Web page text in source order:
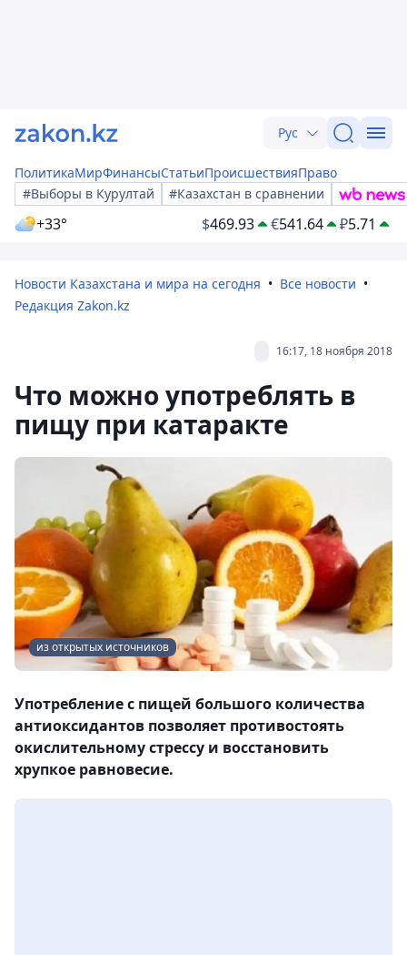
Рус
ПолитикаМирФинансыСтатьиПроисшествияПраво
#Выборы в Курултай
#Казахстан в сравнении
+33° $469.93 €541.64 ₽5.71
Новости Казахстана и мира на сегодня
Все новости
Редакция Zakon.kz
16:17, 18 ноября 2018
Что можно употреблять в
пищу при катаракте
из открытых источников
Употребление с пищей большого количества
антиоксидантов позволяет противостоять
окислительному стрессу и восстановить
хрупкое равновесие.